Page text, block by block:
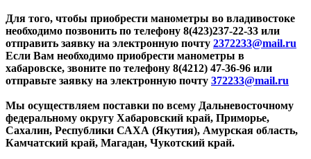
Для того, чтобы приобрести манометры во владивостоке
необходимо позвонить по телефону 8(423)237-22-33 или
отправить заявку на электронную почту 2372233@mail.ru
Если Вам необходимо приобрести манометры в
хабаровске, звоните по телефону 8(4212) 47-36-96 или
отправьте заявку на электронную почту 372233@mail.ru
Мы осуществляем поставки по всему Дальневосточному
федеральному округу Хабаровский край, Приморье,
Сахалин, Республики САХА (Якутия), Амурская область,
Камчатский край, Магадан, Чукотский край.